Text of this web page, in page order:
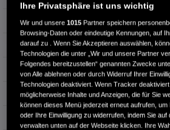
Kilometerstand 48.600
Kraftstoffart Benzin
Getriebe
Türen 4
Leistung 135 kW /
Ihre Privatsphäre ist uns wichtig
Wir und unsere1015 Partner speichern
Browsing-Daten oder eindeutige Kennungen, auf
darauf zu . Wenn Sie Akzeptieren auswählen,
Technologien die unter „Wir und unsere Partner
Folgendes bereitzustellen“ genannten Zwecke
von Alle ablehnen oder durch Widerruf Ihrer
Technologien deaktiviert. Wenn Tracker
möglicherweise Inhalte und Anzeigen, die für Sie
können dieses Menü jederzeit erneut aufrufen,
oder Ihre Einwilligung zu widerrufen, indem Sie auf
verwalten unten auf der Webseite klicken. Ihre